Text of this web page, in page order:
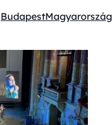
Kategóriák:
BudapestMagyarország